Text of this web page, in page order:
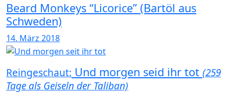
Beard Monkeys “Licorice” (Bartöl aus
Schweden)
14. März 2018
Reingeschaut: Und morgen seid ihr tot (259
Tage als Geiseln der Taliban)